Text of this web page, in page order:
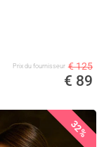
Prix ​​du fournisseur € 125
€ 89
32%